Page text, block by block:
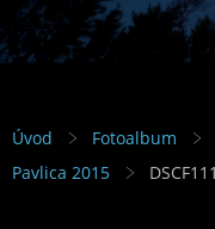
Úvod Fotoalbum
Pavlica 2015